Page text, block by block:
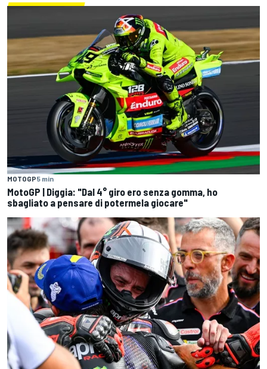
MOTOGP5 min
MotoGP | Diggia: "Dal 4° giro ero senza gomma, ho
sbagliato a pensare di potermela giocare"